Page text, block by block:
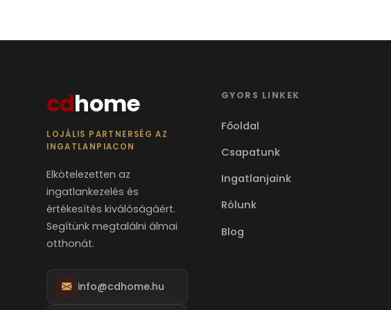
cdhome
LOJÁLIS PARTNERSÉG AZ
INGATLANPIACON
Elkötelezetten az
ingatlankezelés és
értékesítés kiválóságáért.
Segítünk megtalálni álmai
otthonát.
info@cdhome.hu
GYORS LINKEK
Főoldal
Csapatunk
Ingatlanjaink
Rólunk
Blog